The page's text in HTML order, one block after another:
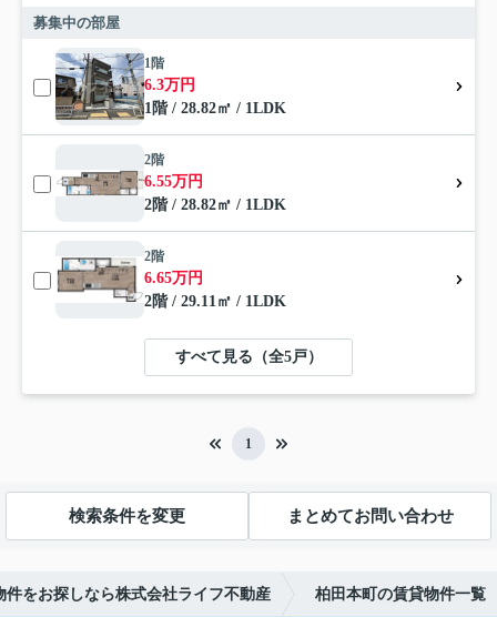
募集中の部屋
1階
6.3万円
1階 / 28.82㎡ / 1LDK
2階
6.55万円
2階 / 28.82㎡ / 1LDK
2階
6.65万円
2階 / 29.11㎡ / 1LDK
すべて見る（全5戸）
1
検索条件を変更 まとめてお問い合わせ
件をお探しなら株式会社ライフ不動産 柏田本町の賃貸物件一覧